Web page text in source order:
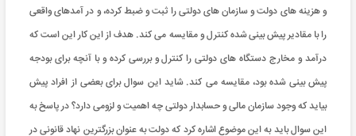
و هزینه های دولت و سازمان های دولتی را ثبت و ضبط کرده، و در آمدهای واقعی
را با مقادیر پیش بینی شده کنترل و مقایسه می کند. هدف از این کار این است که
درآمد و مخارج دستگاه های دولتی را کنترل و بررسی کرده و با آنچه برای بودجه
پیش بینی شده بود، مقایسه می کند. شاید این سوال برای بعضی از افراد پیش
بیاید که وجود سازمان مالی و حسابدار دولتی چه اهمیت و لزومی دارد؟ در پاسخ به
این سوال باید به این موضوع اشاره کرد که دولت به عنوان بزرگترین نهاد قانونی در